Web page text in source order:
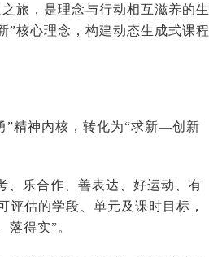
旅，是理念与行动相互滋养的生
”核心理念，构建动态生成式课程
”精神内核，转化为“求新—创新
、乐合作、善表达、好运动、有
估的学段、单元及课时目标，
、落得实”。